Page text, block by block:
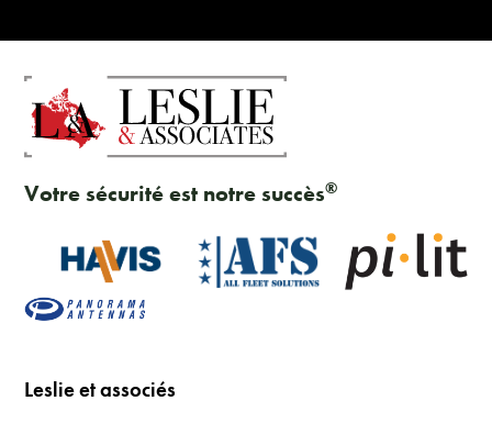
Votre sécurité est notre succès®
Leslie et associés